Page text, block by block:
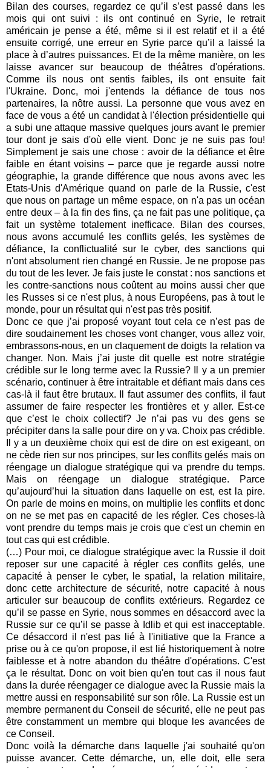
Bilan des courses, regardez ce qu’il s’est passé dans les
mois qui ont suivi : ils ont continué en Syrie, le retrait
américain je pense a été, même si il est relatif et il a été
ensuite corrigé, une erreur en Syrie parce qu’il a laissé la
place à d’autres puissances. Et de la même manière, on les
laisse avancer sur beaucoup de théâtres d'opérations.
Comme ils nous ont sentis faibles, ils ont ensuite fait
l'Ukraine. Donc, moi j'entends la défiance de tous nos
partenaires, la nôtre aussi. La personne que vous avez en
face de vous a été un candidat à l'élection présidentielle qui
a subi une attaque massive quelques jours avant le premier
tour dont je sais d'où elle vient. Donc je ne suis pas fou!
Simplement je sais une chose : avoir de la défiance et être
faible en étant voisins – parce que je regarde aussi notre
géographie, la grande différence que nous avons avec les
Etats-Unis d'Amérique quand on parle de la Russie, c'est
que nous on partage un même espace, on n'a pas un océan
entre deux – à la fin des fins, ça ne fait pas une politique, ça
fait un système totalement inefficace. Bilan des courses,
nous avons accumulé les conflits gelés, les systèmes de
défiance, la conflictualité sur le cyber, des sanctions qui
n'ont absolument rien changé en Russie. Je ne propose pas
du tout de les lever. Je fais juste le constat : nos sanctions et
les contre-sanctions nous coûtent au moins aussi cher que
les Russes si ce n'est plus, à nous Européens, pas à tout le
monde, pour un résultat qui n'est pas très positif.
Donc ce que j’ai proposé voyant tout cela ce n’est pas de
dire soudainement les choses vont changer, vous allez voir,
embrassons-nous, en un claquement de doigts la relation va
changer. Non. Mais j’ai juste dit quelle est notre stratégie
crédible sur le long terme avec la Russie? Il y a un premier
scénario, continuer à être intraitable et défiant mais dans ces
cas-là il faut être brutaux. Il faut assumer des conflits, il faut
assumer de faire respecter les frontières et y aller. Est-ce
que c’est le choix collectif? Je n’ai pas vu des gens se
précipiter dans la salle pour dire on y va. Choix pas crédible.
Il y a un deuxième choix qui est de dire on est exigeant, on
ne cède rien sur nos principes, sur les conflits gelés mais on
réengage un dialogue stratégique qui va prendre du temps.
Mais on réengage un dialogue stratégique. Parce
qu’aujourd’hui la situation dans laquelle on est, est la pire.
On parle de moins en moins, on multiplie les conflits et donc
on ne se met pas en capacité de les régler. Ces choses-là
vont prendre du temps mais je crois que c'est un chemin en
tout cas qui est crédible.
(…) Pour moi, ce dialogue stratégique avec la Russie il doit
reposer sur une capacité à régler ces conflits gelés, une
capacité à penser le cyber, le spatial, la relation militaire,
donc cette architecture de sécurité, notre capacité à nous
articuler sur beaucoup de conflits extérieurs. Regardez ce
qu’il se passe en Syrie, nous sommes en désaccord avec la
Russie sur ce qu’il se passe à Idlib et qui est inacceptable.
Ce désaccord il n'est pas lié à l'initiative que la France a
prise ou à ce qu'on propose, il est lié historiquement à notre
faiblesse et à notre abandon du théâtre d'opérations. C'est
ça le résultat. Donc on voit bien qu'en tout cas il nous faut
dans la durée réengager ce dialogue avec la Russie mais la
mettre aussi en responsabilité sur son rôle. La Russie est un
membre permanent du Conseil de sécurité, elle ne peut pas
être constamment un membre qui bloque les avancées de
ce Conseil.
Donc voilà la démarche dans laquelle j'ai souhaité qu'on
puisse avancer. Cette démarche, un, elle doit, elle sera